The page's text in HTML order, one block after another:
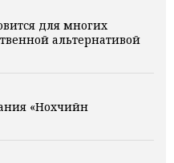
для многих
альтернативой
«Нохчийн